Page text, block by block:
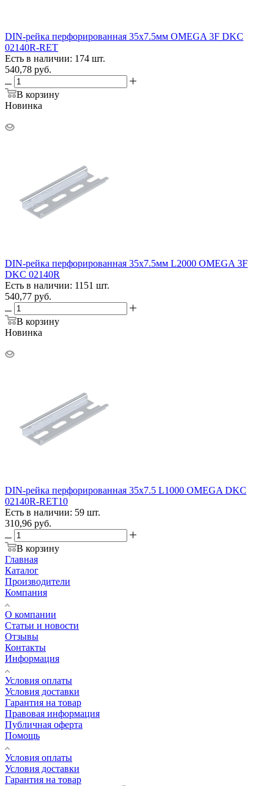
DIN-рейка перфорированная 35х7.5мм OMEGA 3F DKC
02140R-RET
Есть в наличии: 174 шт.
540,78 руб.
В корзину
Новинка
DIN-рейка перфорированная 35х7.5мм L2000 OMEGA 3F
DKC 02140R
Есть в наличии: 1151 шт.
540,77 руб.
В корзину
Новинка
DIN-рейка перфорированная 35х7.5 L1000 OMEGA DKC
02140R-RET10
Есть в наличии: 59 шт.
310,96 руб.
В корзину
Главная
Каталог
Производители
Компания
О компании
Статьи и новости
Отзывы
Контакты
Информация
Условия оплаты
Условия доставки
Гарантия на товар
Правовая информация
Публичная оферта
Помощь
Условия оплаты
Условия доставки
Гарантия на товар